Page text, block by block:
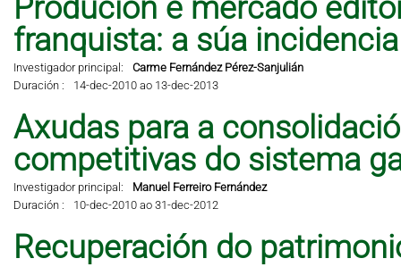
Produción e mercado
franquista: a súa
Investigador principal:
Carme Fernández Pérez-Sanjulián
Duración :
14-dec-2010 ao 13-dec-2013
Axudas para a
competitivas do sistema
Investigador principal:
Manuel Ferreiro Fernández
Duración :
10-dec-2010 ao 31-dec-2012
Recuperación do